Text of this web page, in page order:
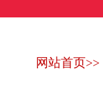
网站首页>>